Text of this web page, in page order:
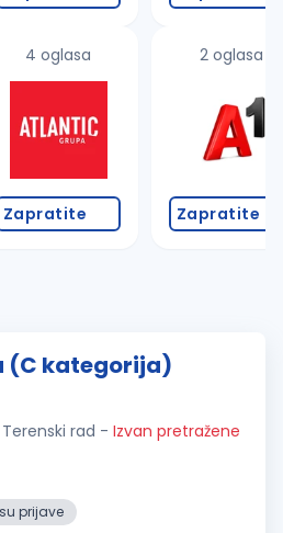
4 oglasa
Zapratite
2 oglasa
Zapratite
(C kategorija)
rad - Izvan pretražene
prijave